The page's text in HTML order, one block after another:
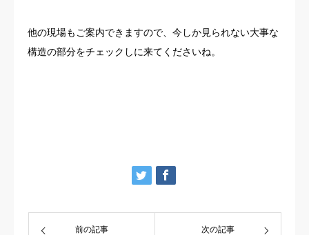
他の現場もご案内できますので、今しか見られない大事な
構造の部分をチェックしに来てくださいね。
前の記事 次の記事